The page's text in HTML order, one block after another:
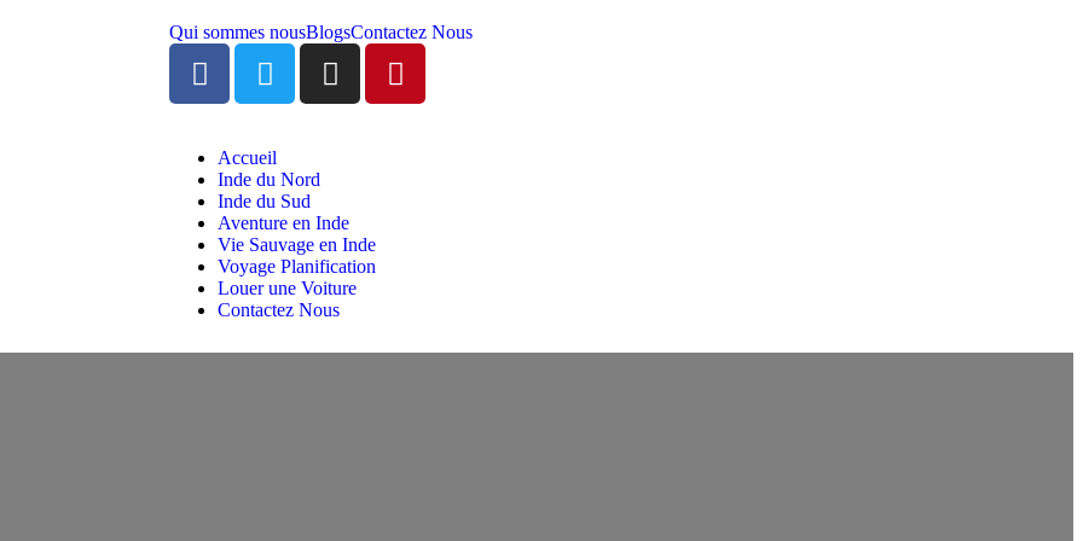
Qui sommes nousBlogsContactez Nous
Accueil
Inde du Nord
Inde du Sud
Aventure en Inde
Vie Sauvage en Inde
Voyage Planification
Louer une Voiture
Contactez Nous